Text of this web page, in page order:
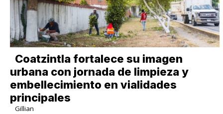
Coatzintla fortalece su imagen
urbana con jornada de limpieza y
embellecimiento en vialidades
principales
Gillian